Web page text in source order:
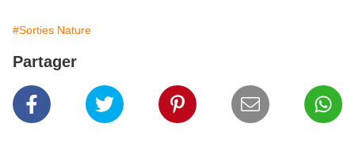
#Sorties Nature
Partager